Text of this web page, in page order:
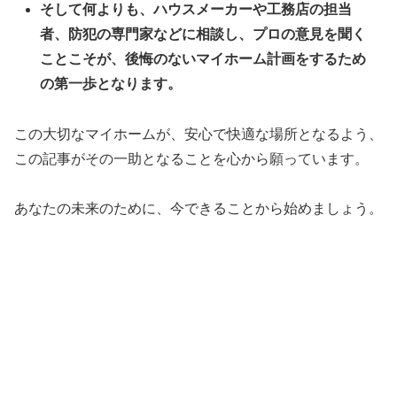
そして何よりも、ハウスメーカーや工務店の担当
者、防犯の専門家などに相談し、プロの意見を聞く
ことこそが、後悔のないマイホーム計画をするため
の第一歩となります。
この大切なマイホームが、安心で快適な場所となるよう、
この記事がその一助となることを心から願っています。
あなたの未来のために、今できることから始めましょう。